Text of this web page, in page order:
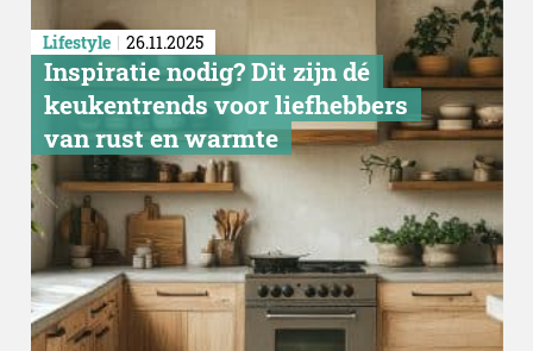
Lifestyle 26.11.2025
Inspiratie nodig? Dit zijn dé
keukentrends voor liefhebbers
van rust en warmte